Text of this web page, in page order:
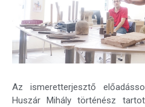
Az ismeretterjesztő
Huszár Mihály történész